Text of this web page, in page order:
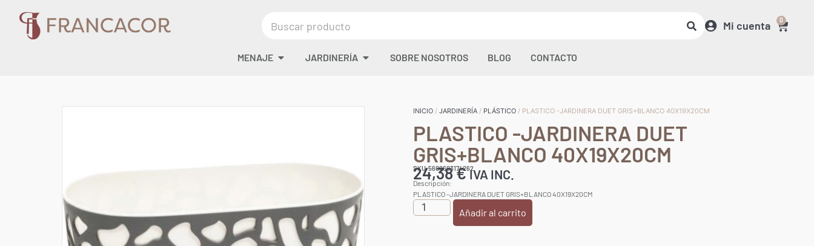
Mi cuenta 0
MENAJE JARDINERÍA SOBRE NOSOTROS BLOG CONTACTO
INICIO / JARDINERÍA / PLÁSTICO / PLASTICO -JARDINERA DUET GRIS+BLANCO 40X19X20CM
PLASTICO -JARDINERA DUET
GRIS+BLANCO 40X19X20CM
SKU:5608603174262
24,38€IVA INC.
Descripción:
PLASTICO -JARDINERA DUET GRIS+BLANCO 40X19X20CM
Añadir al carrito